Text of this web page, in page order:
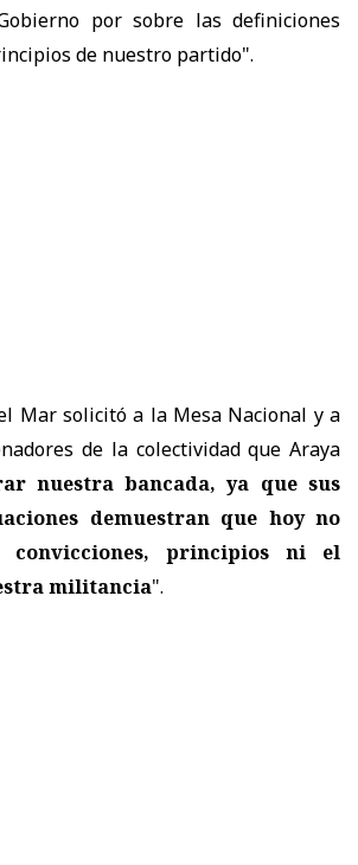
por sobre las definiciones
de nuestro partido".
Mar solicitó a la Mesa Nacional y a
de la colectividad que Araya
nuestra bancada, ya que sus
demuestran que hoy no
convicciones, principios ni el
militancia".